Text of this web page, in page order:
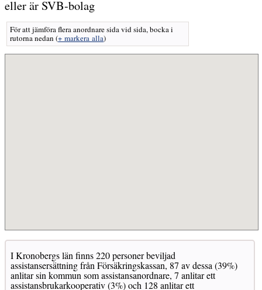
eller är SVB-bolag
För att jämföra flera anordnare sida vid sida, bocka i
rutorna nedan(+ markera alla)
I Kronobergs län finns 220 personer beviljad
assistansersättning från Försäkringskassan, 87 av dessa (39%)
anlitar sin kommun som assistansanordnare, 7 anlitar ett
assistansbrukarkooperativ (3%) och 128 anlitar ett